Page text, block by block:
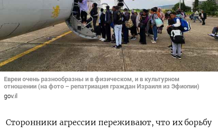
Евреи очень разнообразны и в физическом, и в культурном
отношении (на фото – репатриация граждан Израиля из Эфиопии)
gov.il
Сторонники агрессии переживают, что их борьбу